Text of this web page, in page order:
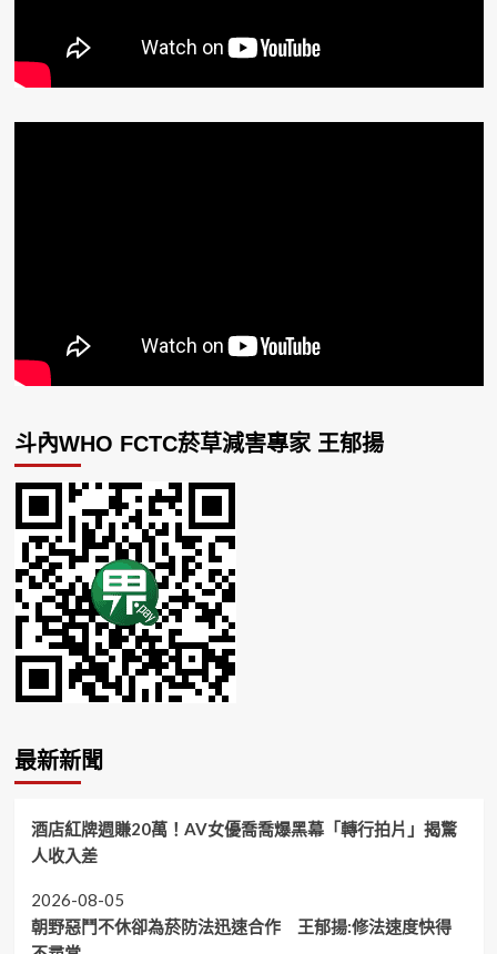
斗內WHO FCTC菸草減害專家 王郁揚
最新新聞
酒店紅牌週賺20萬！AV女優喬喬爆黑幕「轉行拍片」揭驚
人收入差
2026-08-05
朝野惡鬥不休卻為菸防法迅速合作 王郁揚:修法速度快得